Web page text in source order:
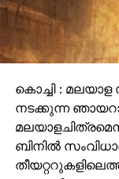
കൊച്ചി : മലയാള
നടക്കുന്ന
ബിനില്‍